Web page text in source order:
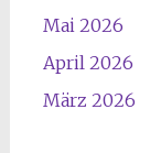
Mai 2026
April 2026
März 2026